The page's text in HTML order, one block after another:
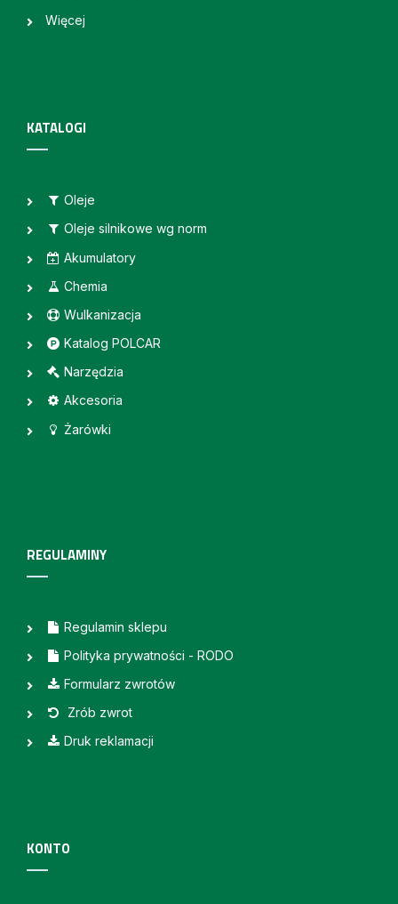
Więcej
KATALOGI
Oleje
Oleje silnikowe wg norm
Akumulatory
Chemia
Wulkanizacja
Katalog POLCAR
Narzędzia
Akcesoria
Żarówki
REGULAMINY
Regulamin sklepu
Polityka prywatności - RODO
Formularz zwrotów
Zrób zwrot
Druk reklamacji
KONTO